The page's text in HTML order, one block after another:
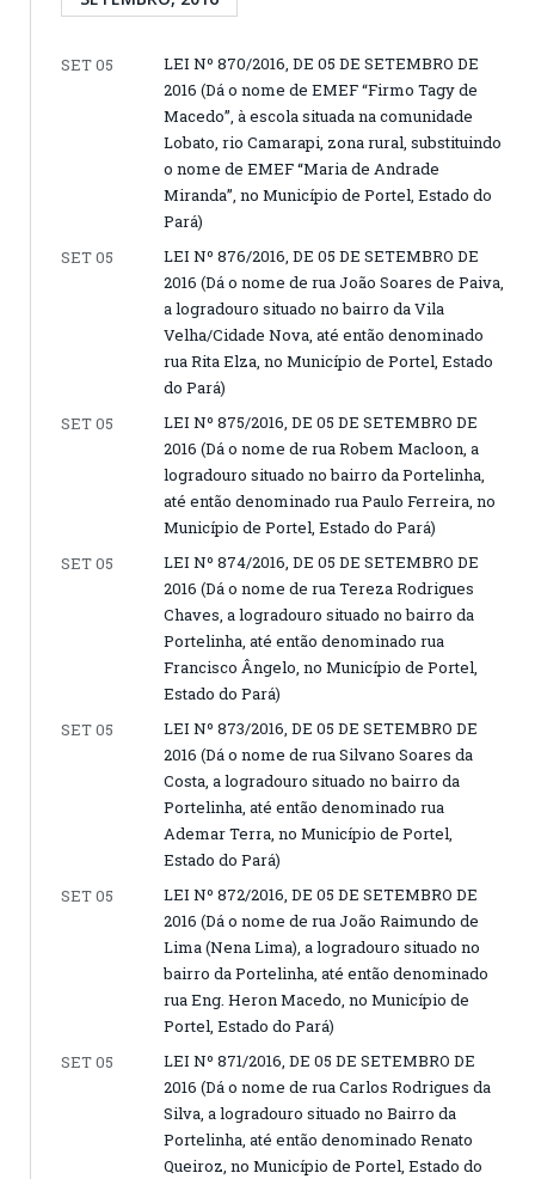
SET 05
LEI Nº 870/2016, DE 05 DE SETEMBRO DE
2016 (Dá o nome de EMEF “Firmo Tagy de
Macedo”, à escola situada na comunidade
Lobato, rio Camarapi, zona rural, substituindo
o nome de EMEF “Maria de Andrade
Miranda”, no Município de Portel, Estado do
Pará)
SET 05
LEI Nº 876/2016, DE 05 DE SETEMBRO DE
2016 (Dá o nome de rua João Soares de Paiva,
a logradouro situado no bairro da Vila
Velha/Cidade Nova, até então denominado
rua Rita Elza, no Município de Portel, Estado
do Pará)
SET 05
LEI Nº 875/2016, DE 05 DE SETEMBRO DE
2016 (Dá o nome de rua Robem Macloon, a
logradouro situado no bairro da Portelinha,
até então denominado rua Paulo Ferreira, no
Município de Portel, Estado do Pará)
SET 05
LEI Nº 874/2016, DE 05 DE SETEMBRO DE
2016 (Dá o nome de rua Tereza Rodrigues
Chaves, a logradouro situado no bairro da
Portelinha, até então denominado rua
Francisco Ângelo, no Município de Portel,
Estado do Pará)
SET 05
LEI Nº 873/2016, DE 05 DE SETEMBRO DE
2016 (Dá o nome de rua Silvano Soares da
Costa, a logradouro situado no bairro da
Portelinha, até então denominado rua
Ademar Terra, no Município de Portel,
Estado do Pará)
SET 05
LEI Nº 872/2016, DE 05 DE SETEMBRO DE
2016 (Dá o nome de rua João Raimundo de
Lima (Nena Lima), a logradouro situado no
bairro da Portelinha, até então denominado
rua Eng. Heron Macedo, no Município de
Portel, Estado do Pará)
SET 05
LEI Nº 871/2016, DE 05 DE SETEMBRO DE
2016 (Dá o nome de rua Carlos Rodrigues da
Silva, a logradouro situado no Bairro da
Portelinha, até então denominado Renato
Queiroz, no Município de Portel, Estado do